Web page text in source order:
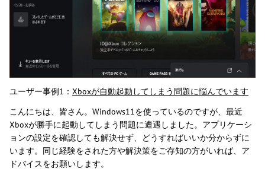
ユーザー事例1： Xboxが自動起動してしまう問題に悩んでいます
こんにちは、皆さん。Windows11を使っているのですが、最近
Xboxが勝手に起動してしまう問題に遭遇しました。アプリケーシ
ョンの設定を確認しても解決せず、どうすればいいか分からずに
います。同じ経験をされた方や解決策をご存知の方がいれば、ア
ドバイスをお願いします。